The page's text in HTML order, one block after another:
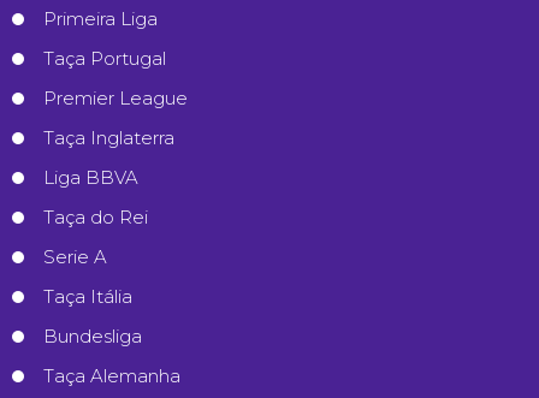
Primeira Liga
Taça Portugal
Premier League
Taça Inglaterra
Liga BBVA
Taça do Rei
Serie A
Taça Itália
Bundesliga
Taça Alemanha